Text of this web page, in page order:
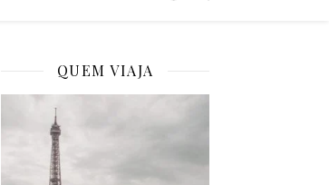
QUEM VIAJA